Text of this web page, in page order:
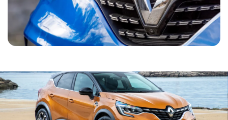
lungo termine privati Renault, infine, permette di mettere
sempre la flessibilità al primo posto, consentendo di
scegliere la durata del contratto e il chilometraggio. Sono
già tantissimi gli automobilisti che hanno deciso di
scegliere questa formula per dimenticarsi di ricordare
con il noleggio si avrà sempre la garanzia di mettersi alla
guida in sicurezza, con vetture correttamente manutenute.